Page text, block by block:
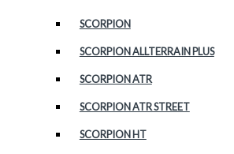
SCORPION
SCORPION ALLTERRAIN PLUS
SCORPION ATR
SCORPION ATR STREET
SCORPION HT